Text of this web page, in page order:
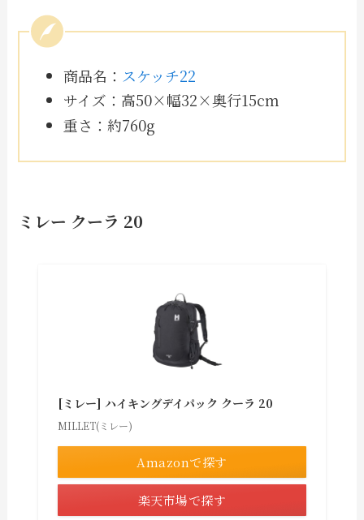
商品名： スケッチ22
サイズ：高50×幅32×奥行15cm
重さ：約760g
ミレー クーラ 20
[ミレー] ハイキングデイパック クーラ 20
MILLET(ミレー)
Amazonで探す
楽天市場で探す